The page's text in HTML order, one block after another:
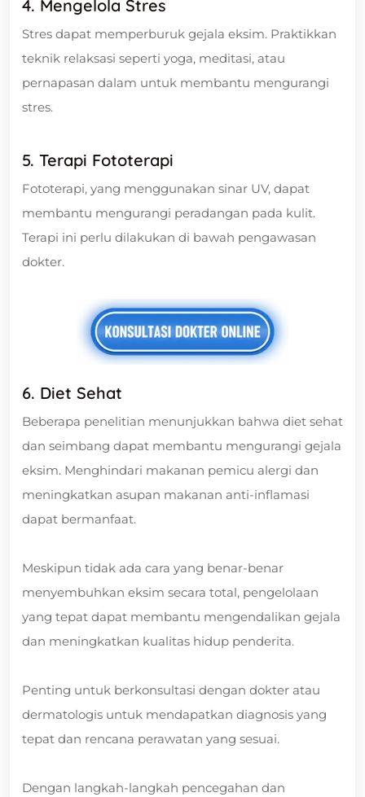
4. Mengelola Stres
Stres dapat memperburuk gejala eksim. Praktikkan
teknik relaksasi seperti yoga, meditasi, atau
pernapasan dalam untuk membantu mengurangi
stres.
5. Terapi Fototerapi
Fototerapi, yang menggunakan sinar UV, dapat
membantu mengurangi peradangan pada kulit.
Terapi ini perlu dilakukan di bawah pengawasan
dokter.
6. Diet Sehat
Beberapa penelitian menunjukkan bahwa diet sehat
dan seimbang dapat membantu mengurangi gejala
eksim. Menghindari makanan pemicu alergi dan
meningkatkan asupan makanan anti-inflamasi
dapat bermanfaat.
Meskipun tidak ada cara yang benar-benar
menyembuhkan eksim secara total, pengelolaan
yang tepat dapat membantu mengendalikan gejala
dan meningkatkan kualitas hidup penderita.
Penting untuk berkonsultasi dengan dokter atau
dermatologis untuk mendapatkan diagnosis yang
tepat dan rencana perawatan yang sesuai.
Dengan langkah-langkah pencegahan dan